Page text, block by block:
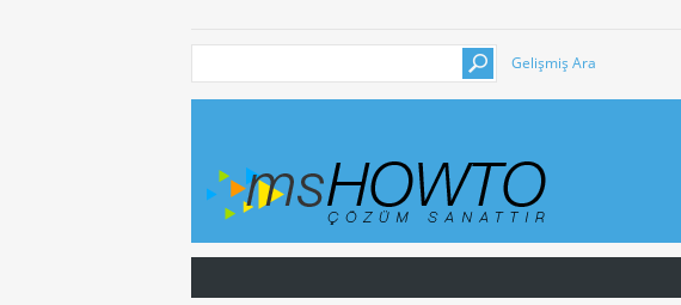
Gelişmiş Ara